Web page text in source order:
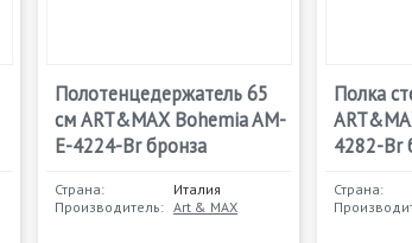
Полотенцедержатель 65
см ART&MAX Bohemia AM-
E-4224-Br бронза
Страна:
Италия
Производитель: Art & MAX
Полка
4282-Br
Страна: